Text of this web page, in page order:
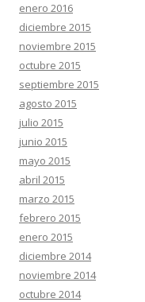
enero 2016
diciembre 2015
noviembre 2015
octubre 2015
septiembre 2015
agosto 2015
julio 2015
junio 2015
mayo 2015
abril 2015
marzo 2015
febrero 2015
enero 2015
diciembre 2014
noviembre 2014
octubre 2014